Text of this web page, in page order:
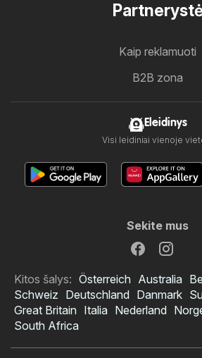
Kaip reklamuoti
B2B zona
Eleidinys
Visi leidiniai vienoje
Sekite mus
Kitos šalys: Österreich Australia
Schweiz Deutschland Danmark
Great Britain Italia Nederland
South Africa